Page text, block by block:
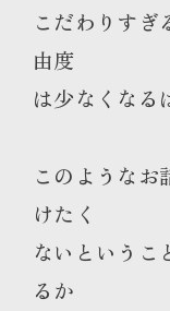
こだわりすぎ
由度
は少なくなる
このような
けたく
ないというこ
るか